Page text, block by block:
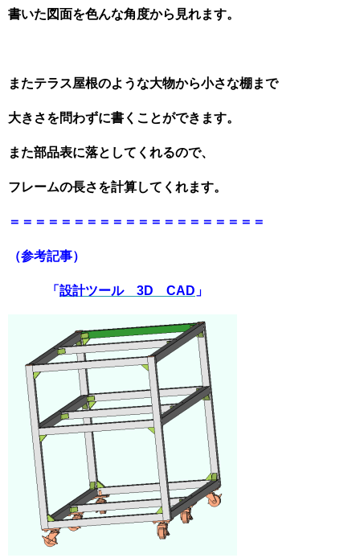
書いた図面を色んな角度から見れます。
またテラス屋根のような大物から小さな棚まで
大きさを問わずに書くことができます。
また部品表に落としてくれるので、
フレームの長さを計算してくれます。
＝＝＝＝＝＝＝＝＝＝＝＝＝＝＝＝＝＝＝＝
（参考記事）
「 設計ツール 3D CAD 」